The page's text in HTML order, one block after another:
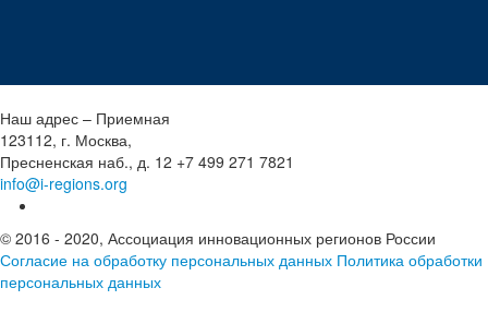
Наш адрес – Приемная
123112, г. Москва,
Пресненская наб., д. 12 +7 499 271 7821
info@i-regions.org
© 2016 - 2020, Ассоциация инновационных регионов России
Согласие на обработку персональных данных Политика обработки
персональных данных